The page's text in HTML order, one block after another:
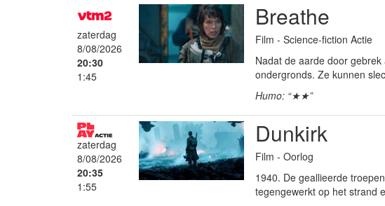
zaterdag
8/08/2026
20:30
1:45
Breathe
Film - Science-fiction Actie
Nadat de aarde door
ondergronds. Ze kunnen
Humo: “★★”
zaterdag
8/08/2026
20:35
1:55
Dunkirk
Film - Oorlog
1940. De geallieerde
tegengewerkt op het strand